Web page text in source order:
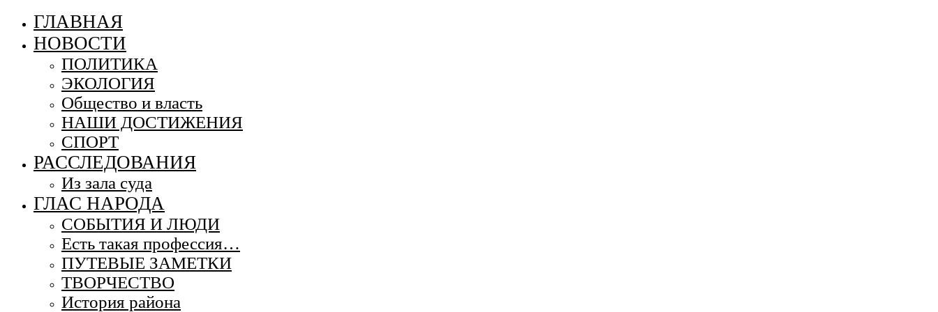
ГЛАВНАЯ
НОВОСТИ
ПОЛИТИКА
ЭКОЛОГИЯ
Общество и власть
НАШИ ДОСТИЖЕНИЯ
СПОРТ
РАССЛЕДОВАНИЯ
Из зала суда
ГЛАС НАРОДА
СОБЫТИЯ И ЛЮДИ
Есть такая профессия…
ПУТЕВЫЕ ЗАМЕТКИ
ТВОРЧЕСТВО
История района